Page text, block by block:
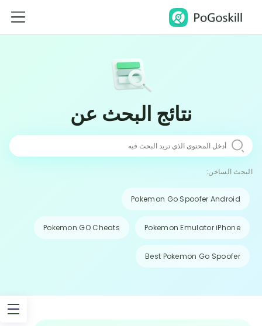
نتائج البحث عن
البحث الساخن:
Pokemon Go Spoofer Android
Pokemon Emulator iPhone
Pokemon GO Cheats
Best Pokemon Go Spoofer